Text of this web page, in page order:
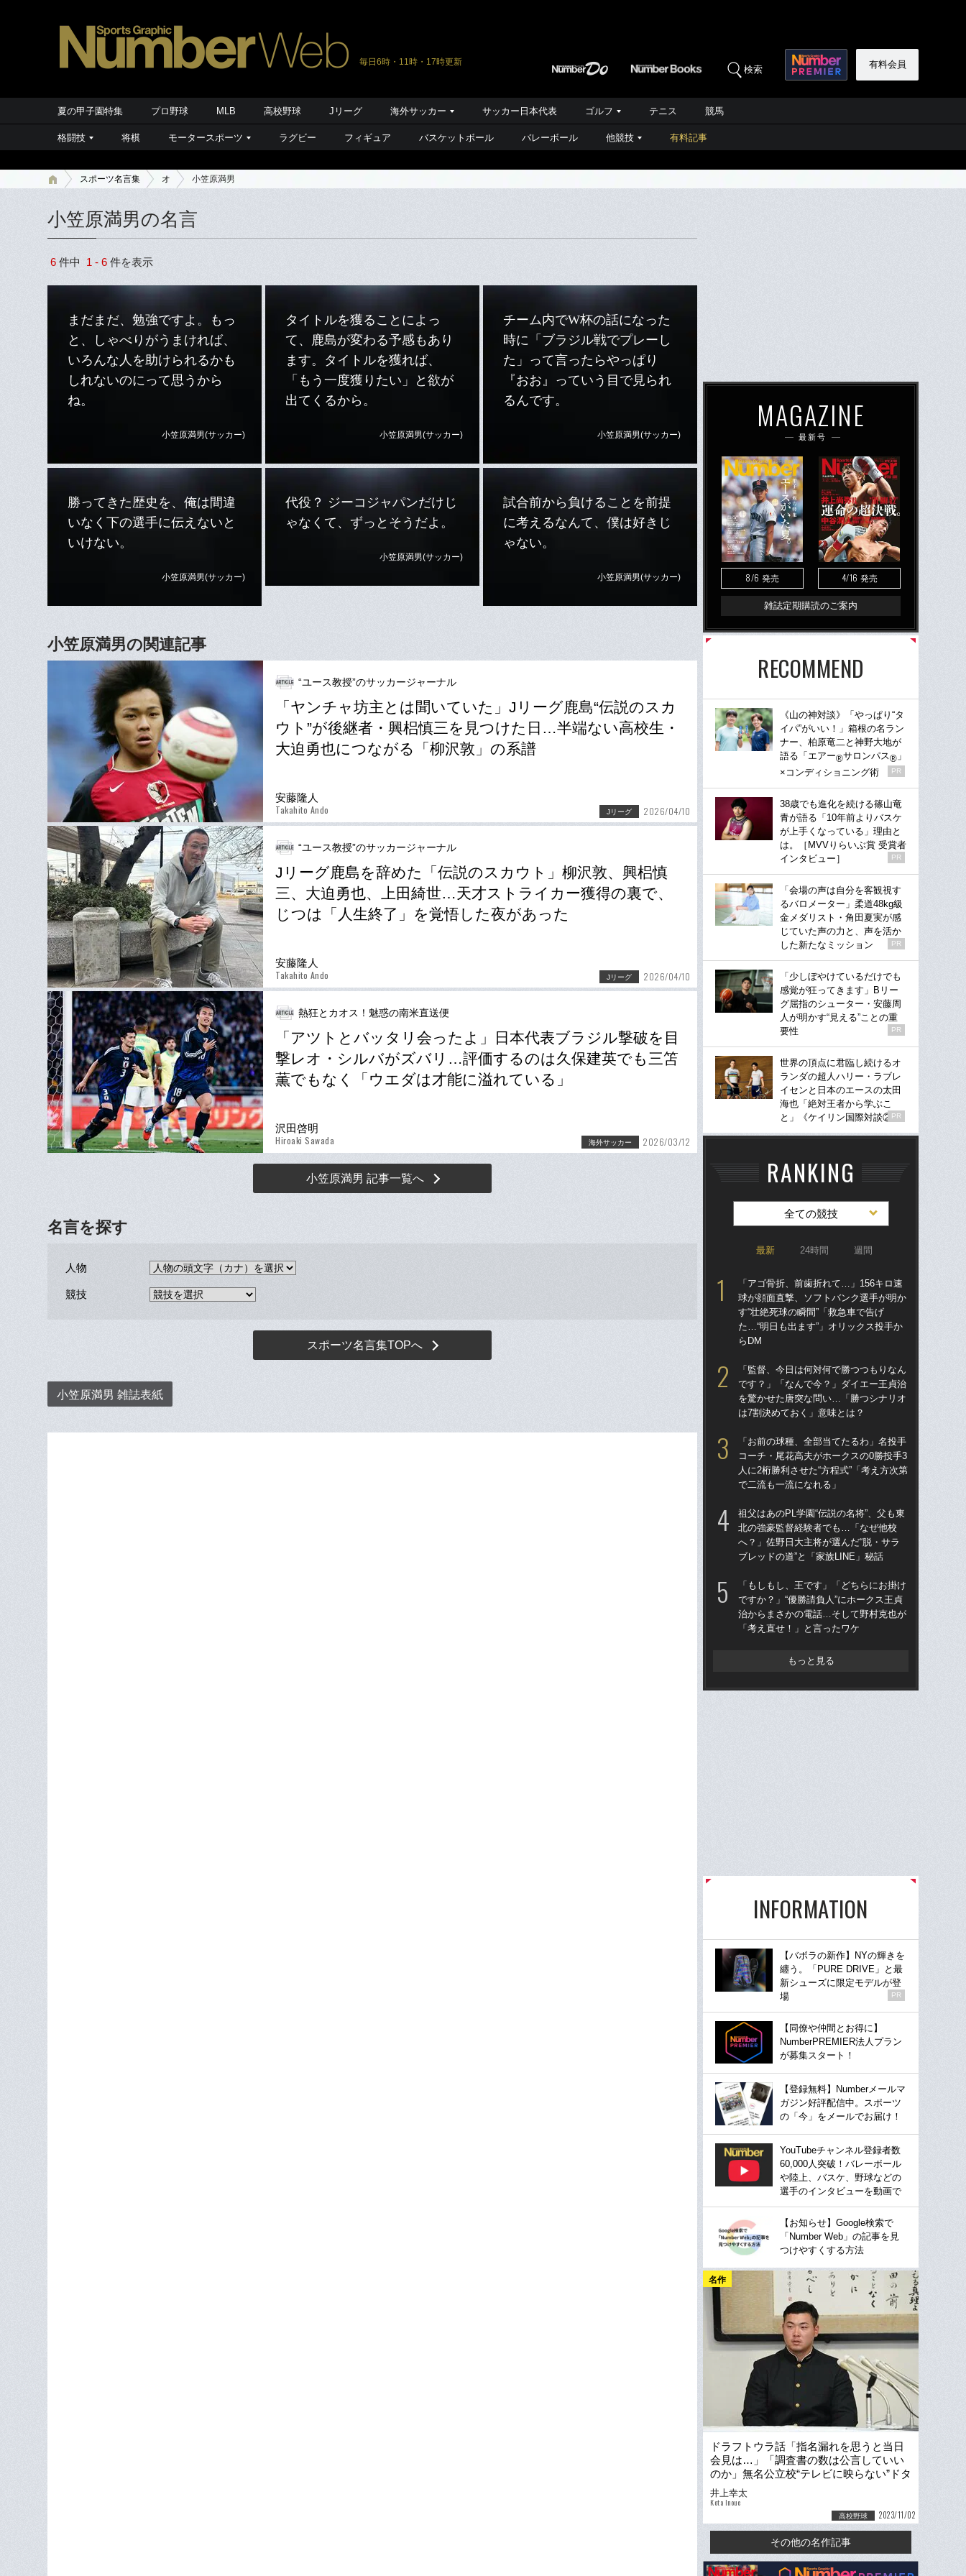
毎日6時・11時・17時更新
検索 有料会員
夏の甲子園特集 プロ野球 MLB 高校野球 Jリーグ 海外サッカー サッカー日本代表 ゴルフ テニス 競馬
格闘技 将棋 モータースポーツ ラグビー フィギュア バスケットボール バレーボール 他競技 有料記事
スポーツ名言集 オ 小笠原満男
小笠原満男の名言
6 件中 1 - 6 件を表示
まだまだ、勉強ですよ。もっ
と、しゃべりがうまければ、
いろんな人を助けられるかも
しれないのにって思うから
ね。
小笠原満男(サッカー)
タイトルを獲ることによっ
て、鹿島が変わる予感もあり
ます。タイトルを獲れば、
「もう一度獲りたい」と欲が
出てくるから。
小笠原満男(サッカー)
チーム内でW杯の話になった
時に「ブラジル戦でプレーし
た」って言ったらやっぱり
『おお』っていう目で見られ
るんです。
小笠原満男(サッカー)
勝ってきた歴史を、俺は間違
いなく下の選手に伝えないと
いけない。
小笠原満男(サッカー)
代役？ ジーコジャパンだけじ
ゃなくて、ずっとそうだよ。
小笠原満男(サッカー)
試合前から負けることを前提
に考えるなんて、僕は好きじ
ゃない。
小笠原満男(サッカー)
小笠原満男の関連記事
“ユース教授”のサッカージャーナル
「ヤンチャ坊主とは聞いていた」Jリーグ鹿島“伝説のスカ
ウト”が後継者・興梠慎三を見つけた日…半端ない高校生・
大迫勇也につながる「柳沢敦」の系譜
安藤隆人
Takahito Ando Jリーグ 2026/04/10
“ユース教授”のサッカージャーナル
Jリーグ鹿島を辞めた「伝説のスカウト」柳沢敦、興梠慎
三、大迫勇也、上田綺世…天才ストライカー獲得の裏で、
じつは「人生終了」を覚悟した夜があった
安藤隆人
Takahito Ando Jリーグ 2026/04/10
熱狂とカオス！魅惑の南米直送便
「アツトとバッタリ会ったよ」日本代表ブラジル撃破を目
撃レオ・シルバがズバリ…評価するのは久保建英でも三笘
薫でもなく「ウエダは才能に溢れている」
沢田啓明
Hiroaki Sawada 海外サッカー 2026/03/12
小笠原満男 記事一覧へ
名言を探す
人物
競技
スポーツ名言集TOPへ
小笠原満男 雑誌表紙
MAGAZINE
最新号
8/6 発売 4/16 発売
雑誌定期購読のご案内
RECOMMEND
《山の神対談》「やっぱり“タ
イパ”がいい！」箱根の名ラン
ナー、柏原竜二と神野大地が
語る「エアー®サロンパス® 」
×コンディショニング術
PR
38歳でも進化を続ける篠山竜
青が語る「10年前よりバスケ
が上手くなっている」理由と
は。［MVVりらいぶ賞 受賞者
インタビュー］
PR
「会場の声は自分を客観視す
るバロメーター」柔道48kg級
金メダリスト・角田夏実が感
じていた声の力と、声を活か
した新たなミッション
PR
「少しぼやけているだけでも
感覚が狂ってきます」Bリー
グ屈指のシューター・安藤周
人が明かす“見える”ことの重
要性
PR
世界の頂点に君臨し続けるオ
ランダの超人ハリー・ラブレ
イセンと日本のエースの太田
海也「絶対王者から学ぶこ
と」《ケイリン国際対談②》
PR
RANKING
全ての競技
最新 24時間 週間
「アゴ骨折、前歯折れて…」156キロ速
球が顔面直撃、ソフトバンク選手が明か
す“壮絶死球の瞬間”「救急車で告げ
た…“明日も出ます”」オリックス投手か
らDM
「監督、今日は何対何で勝つつもりなん
です？」「なんで今？」ダイエー王貞治
を驚かせた唐突な問い…「勝つシナリオ
は7割決めておく」意味とは？
「お前の球種、全部当てたるわ」名投手
コーチ・尾花高夫がホークスの0勝投手3
人に2桁勝利させた“方程式”「考え方次第
で二流も一流になれる」
祖父はあのPL学園“伝説の名将”、父も東
北の強豪監督経験者でも…「なぜ他校
へ？」佐野日大主将が選んだ“脱・サラ
ブレッドの道”と「家族LINE」秘話
「もしもし、王です」「どちらにお掛け
ですか？」“優勝請負人”にホークス王貞
治からまさかの電話…そして野村克也が
「考え直せ！」と言ったワケ
もっと見る
INFORMATION
【バボラの新作】NYの輝きを
纏う。「PURE DRIVE」と最
新シューズに限定モデルが登
場
PR
【同僚や仲間とお得に】
NumberPREMIER法人プラン
が募集スタート！
【登録無料】Numberメールマ
ガジン好評配信中。スポーツ
の「今」をメールでお届け！
YouTubeチャンネル登録者数
60,000人突破！バレーボール
や陸上、バスケ、野球などの
選手のインタビューを動画で
【お知らせ】Google検索で
「Number Web」の記事を見
つけやすくする方法
名作
ドラフトウラ話「指名漏れを思うと当日
会見は…」「調査書の数は公言していい
のか」無名公立校“テレビに映らない”ドタ
バタ現場《ヤクルト育成2位》
井上幸太
Kota Inoue
高校野球 2023/11/02
その他の名作記事